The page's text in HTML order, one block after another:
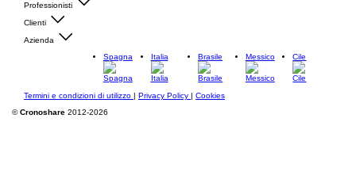
Professionisti
Clienti
Azienda
Spagna
Italia Brasile Messico Cile
Termini e condizioni di utilizzo | Privacy Policy | Cookies
©Cronoshare 2012-2026